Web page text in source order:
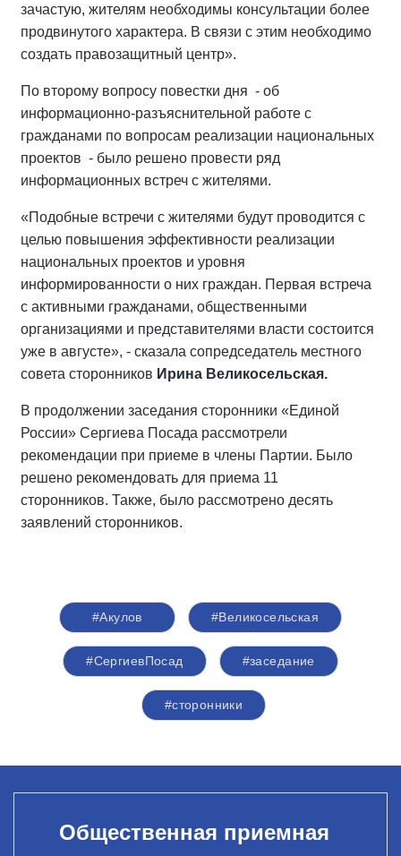
зачастую, жителям необходимы консультации более
продвинутого характера. В связи с этим необходимо
создать правозащитный центр».
По второму вопросу повестки дня - об
информационно-разъяснительной работе с
гражданами по вопросам реализации национальных
проектов - было решено провести ряд
информационных встреч с жителями.
«Подобные встречи с жителями будут проводится с
целью повышения эффективности реализации
национальных проектов и уровня
информированности о них граждан. Первая встреча
с активными гражданами, общественными
организациями и представителями власти состоится
уже в августе», - сказала сопредседатель местного
совета сторонников Ирина Великосельская.
В продолжении заседания сторонники «Единой
России» Сергиева Посада рассмотрели
рекомендации при приеме в члены Партии. Было
решено рекомендовать для приема 11
сторонников. Также, было рассмотрено десять
заявлений сторонников.
#Акулов #Великосельская
#СергиевПосад #заседание
#сторонники
Общественная приемная